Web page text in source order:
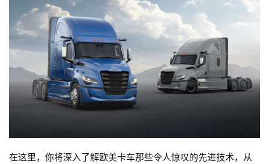
在这里，你将深入了解欧美卡车那些令人惊叹的先进技术，从